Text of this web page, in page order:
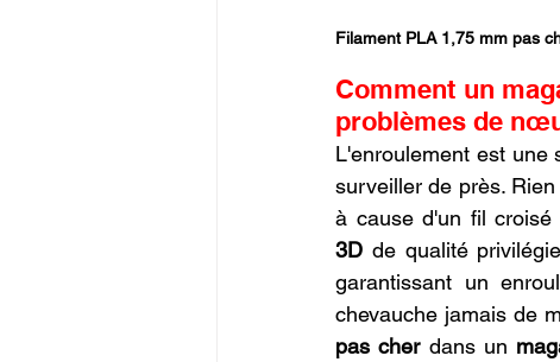
Filament PLA 1,75 mm pas
Comment un
problèmes de
L'enroulement est une
surveiller de près.
à cause d'un fil croisé
3D de qualité
garantissant un
chevauche jamais de
pas cher dans un